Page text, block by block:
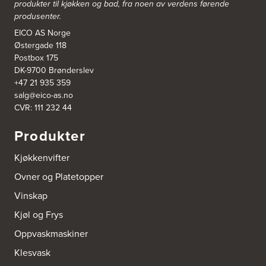
Nordahl Griegsgt 8
8624 Mo I Rana
Tel.:+47 751 53 000
Blå Bolig AS
Sentrumsvn. 4
8920 Sømna
Tel.:75-009700
http://www.interiormesteren.no
Bodø Interiør
Kjøkkenhuset Bodø A/S
Tel.:75522430
Bodø Kjøkkensenter AS
Sjøgata 34-36
Studio Sigdal Bodø
8006 Bodø
produkter til kjøkken og bad, fra noen av verdens førende
produsenter.
EICO AS Norge
Østergade 118
Postbox 175
DK-9700 Brønderslev
+47 21 935 359
salg@eico-as.no
CVR: 111 232 44
Produkter
Kjøkkenvifter
Ovner og Platetopper
Vinskap
Kjøl og Frys
Oppvaskmaskiner
Klesvask